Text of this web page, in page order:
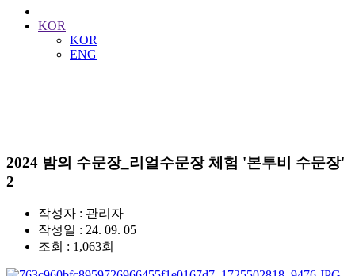
KOR
KOR
ENG
2024 밤의 수문장_리얼수문장 체험 '본투비 수문장'
2
작성자 : 관리자
작성일 : 24. 09. 05
조회 : 1,063회